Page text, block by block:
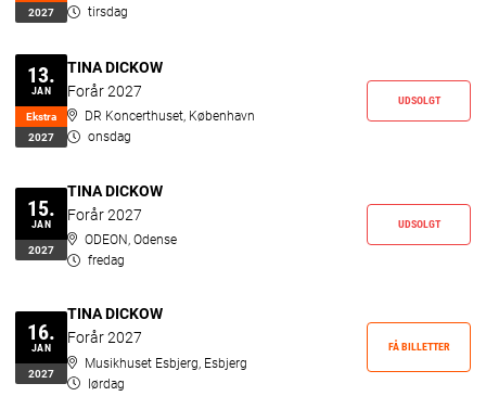
2027
tirsdag
13.
JAN
Ekstr­a
2027
TINA DICKOW
Forår 2027
DR Koncerthuset, København
onsdag
UDSOLGT
15.
JAN
2027
TINA DICKOW
Forår 2027
ODEON, Odense
fredag
UDSOLGT
16.
JAN
2027
TINA DICKOW
Forår 2027
Musikhuset Esbjerg, Esbjerg
lørdag
FÅ BILLETTER